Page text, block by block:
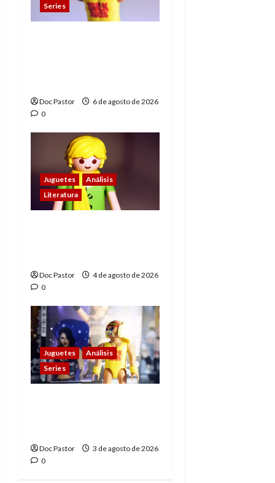
Series
Doc Pastor
6 de agosto de 2026
0
Juguetes
Análisis
Literatura
Doc Pastor
4 de agosto de 2026
0
Juguetes
Análisis
Series
Doc Pastor
3 de agosto de 2026
0